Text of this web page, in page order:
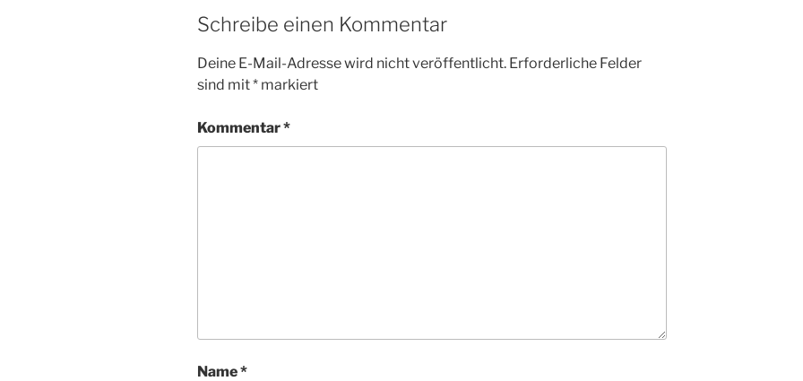
Schreibe einen Kommentar
Deine E-Mail-Adresse wird nicht veröffentlicht. Erforderliche Felder
sind mit* markiert
Kommentar*
Name*